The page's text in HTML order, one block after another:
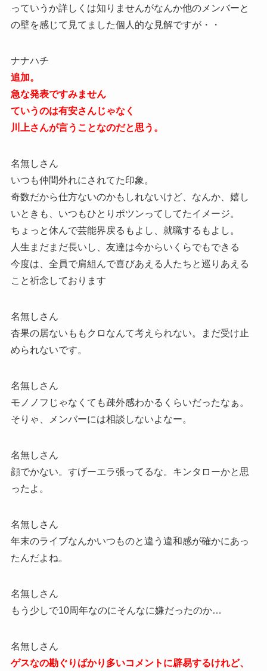
っていうか詳しくは知りませんがなんか他のメンバーと
の壁を感じて見てました個人的な見解ですが・・
ナナハチ
追加。
急な発表ですみません
ていうのは有安さんじゃなく
川上さんが言うことなのだと思う。
名無しさん
いつも仲間外れにされてた印象。
奇数だから仕方ないのかもしれないけど、なんか、嬉し
いときも、いつもひとりポツンってしてたイメージ。
ちょっと休んで芸能界戻るもよし、就職するもよし。
人生まだまだ長いし、友達は今からいくらでもできる
今度は、全員で肩組んで喜びあえる人たちと巡りあえる
こと祈念しております
名無しさん
杏果の居ないももクロなんて考えられない。まだ受け止
められないです。
名無しさん
モノノフじゃなくても疎外感わかるくらいだったなぁ。
そりゃ、メンバーには相談しないよなー。
名無しさん
顔でかない。すげーエラ張ってるな。キンタローかと思
ったよ。
名無しさん
年末のライブなんかいつものと違う違和感が確かにあっ
たんだよね。
名無しさん
もう少しで10周年なのにそんなに嫌だったのか…
名無しさん
ゲスなの勘ぐりばかり多いコメントに辟易するけれど、